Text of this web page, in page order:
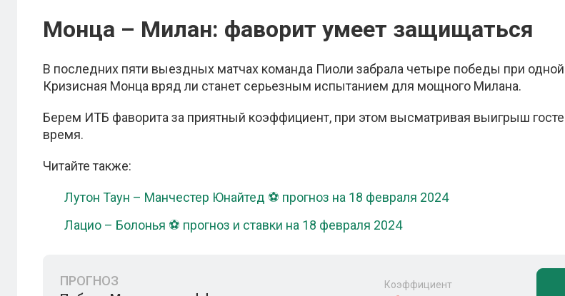
Монца – Милан: фаворит умеет защищаться
В последних пяти выездных матчах команда Пиоли забрала четыре победы при одной
Кризисная Монца вряд ли станет серьезным испытанием для мощного Милана.
Берем ИТБ фаворита за приятный коэффициент, при этом высматривая выигрыш
время.
Читайте также:
Лутон Таун – Манчестер Юнайтед ⚽ прогноз на 18 февраля 2024
Лацио – Болонья ⚽ прогноз и ставки на 18 февраля 2024
ПРОГНОЗ
Коэффициент